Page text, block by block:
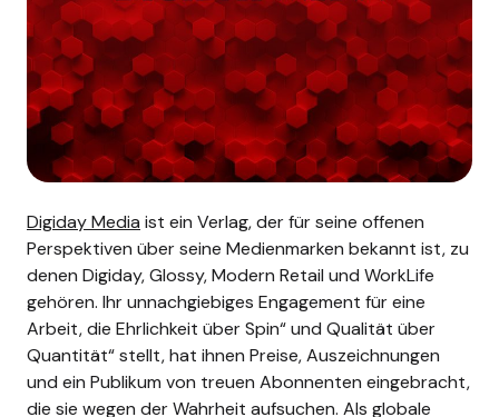
Digiday Media ist ein Verlag, der für seine offenen
Perspektiven über seine Medienmarken bekannt ist, zu
denen Digiday, Glossy, Modern Retail und WorkLife
gehören. Ihr unnachgiebiges Engagement für eine
Arbeit, die Ehrlichkeit über Spin“ und Qualität über
Quantität“ stellt, hat ihnen Preise, Auszeichnungen
und ein Publikum von treuen Abonnenten eingebracht,
die sie wegen der Wahrheit aufsuchen. Als globale